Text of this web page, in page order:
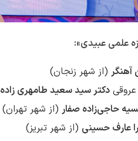
علمی عبیدی»:
(از شهر زنجان)
دکتر سید سعید طامهری زاده
حاجی‌زاده صفار (از شهر تهران)
عارف حسینی (از شهر تبریز)